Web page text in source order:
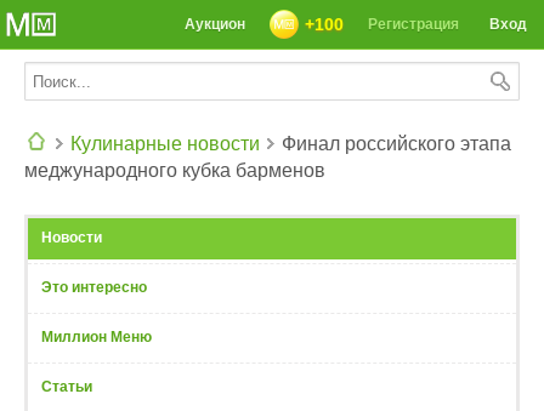
Вход
Регистрация
+100
Аукцион
Кулинарные новости
Финал российского этапа
меджународного кубка барменов
Новости
Это интересно
Миллион Меню
Статьи